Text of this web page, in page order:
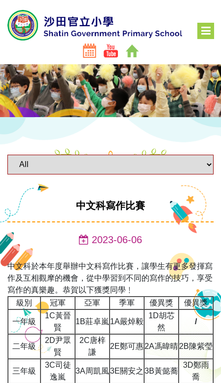
中文科寫作比賽
2023-06-06
中文科於本年度舉辦中文科寫作比賽，讓學生有更多發揮寫
作及互相觀摩的機會，從中學習到不同的寫作的技巧，享受
寫作的真樂趣。恭賀以下獲獎同學﹗
級別
冠軍 亞軍 季軍 優異獎 優異獎
一年級
1C黃晉
賢
1B莊卓嵐 1A嚴焯毅
1D胡芯
然
/
二年級
2D尹眾
賢
2C唐梓
謙
2E鄭可惠2A馮暐晴2B陳紫瑩
三年級
3C司徒
逸嵐
3A周凱風3E關安之 3B黃懿蕎
3D鄭雨
喬